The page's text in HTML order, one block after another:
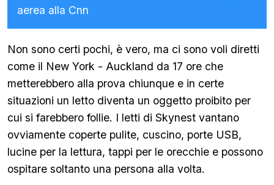
aerea alla Cnn
Non sono certi pochi, è vero, ma ci sono voli diretti
come il New York - Auckland da 17 ore che
metterebbero alla prova chiunque e in certe
situazioni un letto diventa un oggetto proibito per
cui si farebbero follie. I letti di Skynest vantano
ovviamente coperte pulite, cuscino, porte USB,
lucine per la lettura, tappi per le orecchie e possono
ospitare soltanto una persona alla volta.